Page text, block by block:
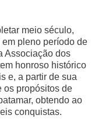
meio século,
pleno período de
Associação dos
honroso histórico
e, a partir de sua
os propósitos de
obtendo ao
conquistas.